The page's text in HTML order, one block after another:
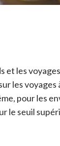
les
les voyages
pour les
le seuil